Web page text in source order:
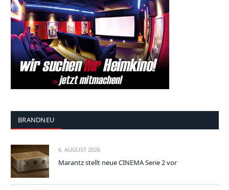
BRANDNEU
6. AUGUST 2026
Marantz stellt neue CINEMA Serie 2 vor